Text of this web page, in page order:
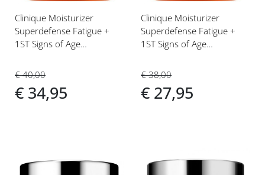
Clinique Moisturizer
Superdefense Fatigue +
1ST Signs of Age
30 ml Dagcrème Zeer
Droge tot Droog/
Gecombineerde Huid (1,2)
€ 40,00
€ 34,95
Clinique Moisturizer
Superdefense Fatigue +
1ST Signs of Age
30 ml Dagcrème
Gecombineerde/ Vette
Huid (3,4)
€ 38,00
€ 27,95